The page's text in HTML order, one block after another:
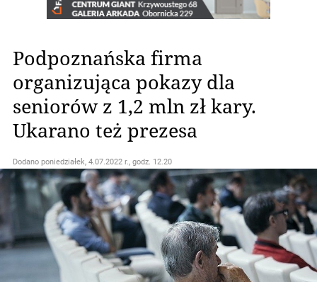
Podpoznańska firma
organizująca pokazy dla
seniorów z 1,2 mln zł kary.
Ukarano też prezesa
Dodano poniedziałek, 4.07.2022 r., godz. 12.20